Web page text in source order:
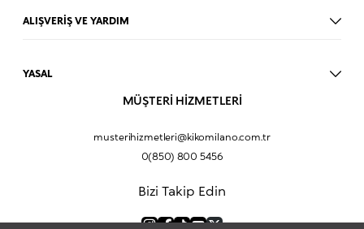
Göz Farı
Allık
Makyaj Bazı
ALIŞVERİŞ VE YARDIM
Sıkça Sorulan Sorular
Hediyeni Kişiselleştir
YASAL
Mesafeli Satış Sözleşmesi
KVKK Politikası ve Gizlilik
Ürün Güvenlik Bilgi Formları (SDS)
MÜŞTERİ HİZMETLERİ
musterihizmetleri@kikomilano.com.tr
0(850) 800 5456
Bizi Takip Edin